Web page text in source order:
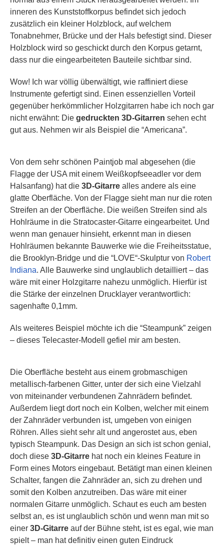
inneren des Kunststoffkorpus befindet sich jedoch
zusätzlich ein kleiner Holzblock, auf welchem
Tonabnehmer, Brücke und der Hals befestigt sind. Dieser
Holzblock wird so geschickt durch den Korpus getarnt,
dass nur die eingearbeiteten Bauteile sichtbar sind.
Wow! Ich war völlig überwältigt, wie raffiniert diese
Instrumente gefertigt sind. Einen essenziellen Vorteil
gegenüber herkömmlicher Holzgitarren habe ich noch gar
nicht erwähnt: Die gedruckten 3D-Gitarren sehen echt
gut aus. Nehmen wir als Beispiel die “Americana”.
Von dem sehr schönen Paintjob mal abgesehen (die
Flagge der USA mit einem Weißkopfseeadler vor dem
Halsanfang) hat die 3D-Gitarre alles andere als eine
glatte Oberfläche. Von der Flagge sieht man nur die roten
Streifen an der Oberfläche. Die weißen Streifen sind als
Hohlräume in die Stratocaster-Gitarre eingearbeitet. Und
wenn man genauer hinsieht, erkennt man in diesen
Hohlräumen bekannte Bauwerke wie die Freiheitsstatue,
die Brooklyn-Bridge und die “LOVE“-Skulptur von Robert
Indiana. Alle Bauwerke sind unglaublich detailliert – das
wäre mit einer Holzgitarre nahezu unmöglich. Hierfür ist
die Stärke der einzelnen Drucklayer verantwortlich:
sagenhafte 0,1mm.
Als weiteres Beispiel möchte ich die “Steampunk” zeigen
– dieses Telecaster-Modell gefiel mir am besten.
Die Oberfläche besteht aus einem grobmaschigen
metallisch-farbenen Gitter, unter der sich eine Vielzahl
von miteinander verbundenen Zahnrädern befindet.
Außerdem liegt dort noch ein Kolben, welcher mit einem
der Zahnräder verbunden ist, umgeben von einigen
Röhren. Alles sieht sehr alt und angerostet aus, eben
typisch Steampunk. Das Design an sich ist schon genial,
doch diese 3D-Gitarre hat noch ein kleines Feature in
Form eines Motors eingebaut. Betätigt man einen kleinen
Schalter, fangen die Zahnräder an, sich zu drehen und
somit den Kolben anzutreiben. Das wäre mit einer
normalen Gitarre unmöglich. Schaut es euch am besten
selbst an, es ist unglaublich schön und wenn man mit so
einer 3D-Gitarre auf der Bühne steht, ist es egal, wie man
spielt – man hat definitiv einen guten Eindruck